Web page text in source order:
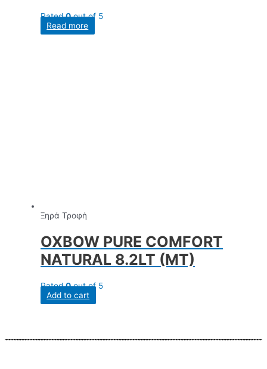
Rated0out of 5
Read more
Ξηρά Τροφή
OXBOW PURE COMFORT
NATURAL 8.2LT (MT)
Rated0out of 5
Add to cart